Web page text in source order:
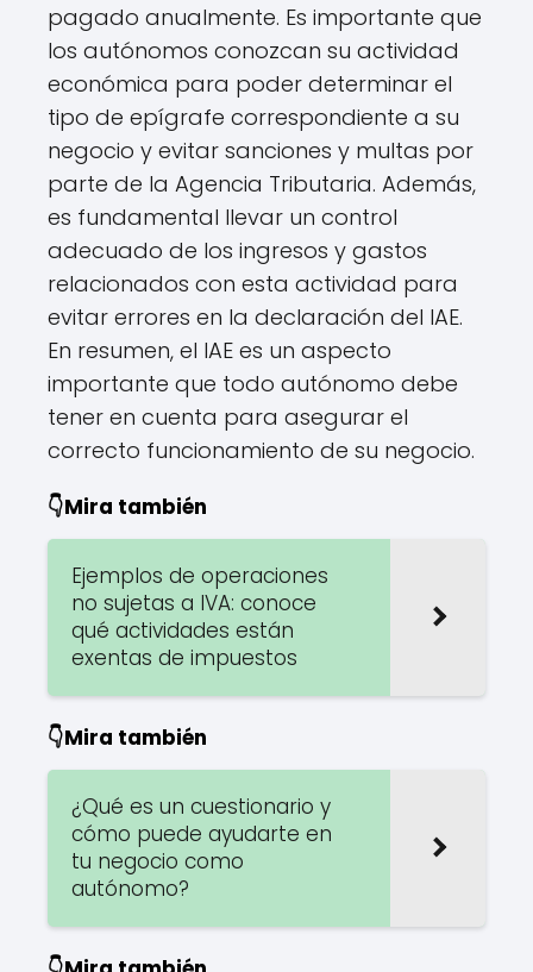
pagado anualmente. Es importante que
los autónomos conozcan su actividad
económica para poder determinar el
tipo de epígrafe correspondiente a su
negocio y evitar sanciones y multas por
parte de la Agencia Tributaria. Además,
es fundamental llevar un control
adecuado de los ingresos y gastos
relacionados con esta actividad para
evitar errores en la declaración del IAE.
En resumen, el IAE es un aspecto
importante que todo autónomo debe
tener en cuenta para asegurar el
correcto funcionamiento de su negocio.
👇Mira también
Ejemplos de operaciones
no sujetas a IVA: conoce
qué actividades están
exentas de impuestos
👇Mira también
¿Qué es un cuestionario y
cómo puede ayudarte en
tu negocio como
autónomo?